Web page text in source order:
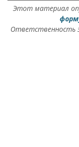
Этот материал
Ответственность